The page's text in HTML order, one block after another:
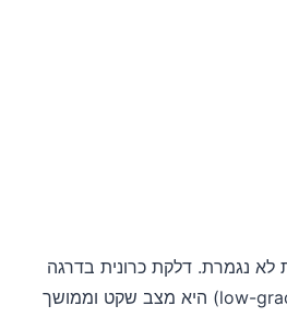
נגמרת. דלקת כרונית בדרגה
נמוכה (low-grade inflammation) היא מצב שקט וממושך